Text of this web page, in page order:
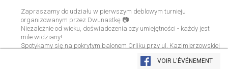
Afficher la liste
Zapraszamy do udziału w pierwszym deblowym turnieju
organizowanym przez Dwunastkę 📷
Niezależnie od wieku, doświadczenia czy umiejętności - każdy jest
mile widziany!
Spotykamy się na pokrytym balonem Orliku przy ul. Kazimierzowskiej
VOIR L'ÉVÉNEMENT
Yamagata Tournament
13 févr. 2022|Japon
West Indiv Cup